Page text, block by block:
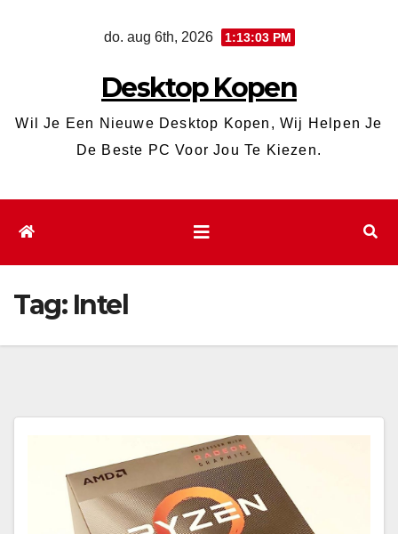
do. aug 6th, 2026 1:13:04 PM
Desktop Kopen
Wil Je Een Nieuwe Desktop Kopen, Wij Helpen Je
De Beste PC Voor Jou Te Kiezen.
Tag: Intel